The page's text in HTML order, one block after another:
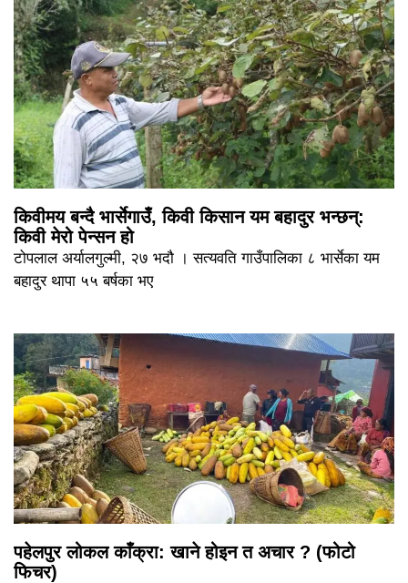
किवीमय बन्दै भार्सेगाउँ, किवी किसान यम बहादुर भन्छन्:
किवी मेरो पेन्सन हो
टोपलाल अर्यालगुल्मी, २७ भदौ । सत्यवति गाउँपालिका ८ भार्सेका यम
बहादुर थापा ५५ बर्षका भए
पहेलपुर लोकल काँक्रा: खाने होइन त अचार ? (फोटो
फिचर)